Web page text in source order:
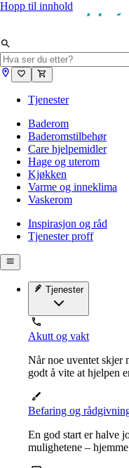
Hopp til innhold
Tjenester
Baderom
Baderomstilbehør
Care hjelpemidler
Hage og uterom
Kjøkken
Varme og inneklima
Vaskerom
Inspirasjon og råd
Tjenester proff
Tjenester
Akutt og vakt
Når noe uventet skjer
godt å vite at hjelpen
Befaring og
En god start er halve
mulighetene –